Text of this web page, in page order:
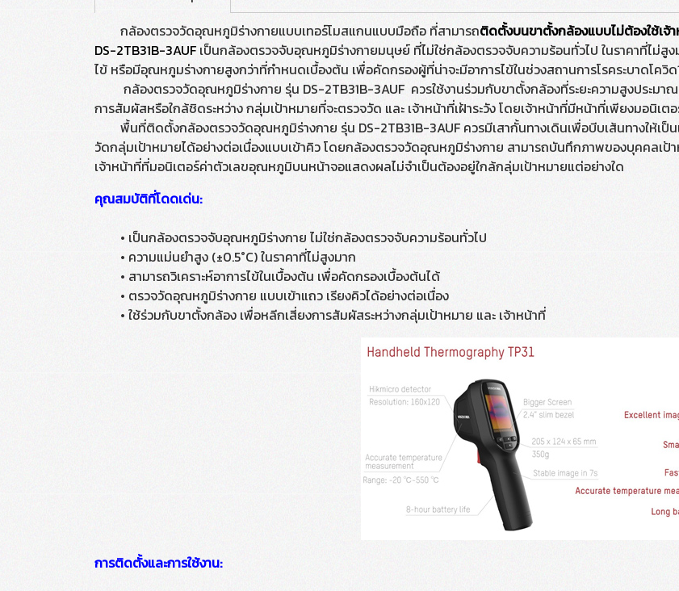
กล้องตรวจวัดอุณหภูมิร่างกายแบบเทอร์โมสแกนแบบมือถือ ที่สามารถติดตั้งบนขาตั้งกล้องแบบไม่ต้องใช้เ
DS-2TB31B-3AUF เป็นกล้องตรวจจับอุณหภูมิร่างกายมนุษย์ ที่ไม่ใช่กล้องตรวจจับความร้อนทั่วไป ในราคาที่ไม่สูง
ไข้ หรือมีอุณหภูมร่างกายสูงกว่าที่กำหนดเบื้องต้น เพื่อคัดกรองผู้ที่น่าจะมีอาการไข้ในช่วงสถานการโรคระบาดโควิ
กล้องตรวจวัดอุณหภูมิร่างกาย รุ่น DS-2TB31B-3AUF ควรใช้งานร่วมกับขาตั้งกล้องที่ระยะความสูงประมาณ
การสัมผัสหรือใกล้ชิดระหว่าง กลุ่มเป้าหมายที่จะตรวจวัด และ เจ้าหน้าที่เฝ้าระวัง โดยเจ้าหน้าที่มีหน้าที่เพียงมอ
พื้นที่ติดตั้งกล้องตรวจวัดอุณหภูมิร่างกาย รุ่น DS-2TB31B-3AUF ควรมีเสากั้นทางเดินเพื่อบีบเส้นทางให้เป็น
วัดกลุ่มเป้าหมายได้อย่างต่อเนื่องแบบเข้าคิว โดยกล้องตรวจวัดอุณหภูมิร่างกาย สามารถบันทึกภาพของบุคคล
เจ้าหน้าที่ที่มอนิเตอร์ค่าตัวเลขอุณหภูมิบนหน้าจอแสดงผลไม่จำเป็นต้องอยู่ใกล้กลุ่มเป้าหมายแต่อย่างใด
คุณสมบัติที่โดดเด่น:
• เป็นกล้องตรวจจับอุณหภูมิร่างกาย ไม่ใช่กล้องตรวจจับความร้อนทั่วไป
• ความแม่นยำสูง (±0.5°C) ในราคาที่ไม่สูงมาก
• สามารถวิเคราะห์อาการไข้ในเบื้องต้น เพื่อคัดกรองเบื้องต้นได้
• ตรวจวัดอุณหภูมิร่างกาย แบบเข้าแถว เรียงคิวได้อย่างต่อเนื่อง
• ใช้ร่วมกับขาตั้งกล้อง เพื่อหลีกเสี่ยงการสัมผัสระหว่างกลุ่มเป้าหมาย และ เจ้าหน้าที่
การติดตั้งและการใช้งาน: